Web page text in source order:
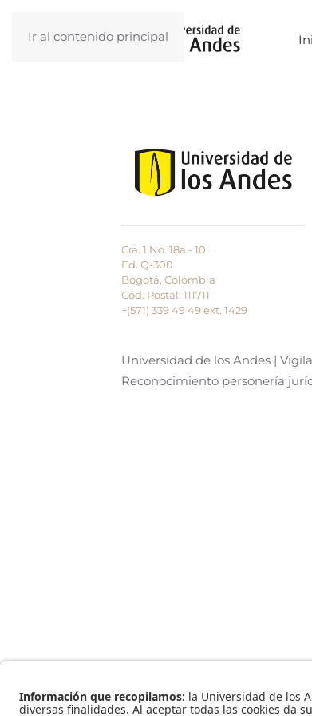
Ir al contenido principal
Cra. 1 No. 18a - 10
Ed. Q-300
Bogotá, Colombia
Cód. Postal: 111711
+(571) 339 49 49ext. 1429
Universidad de los Andes |
Reconocimiento personería